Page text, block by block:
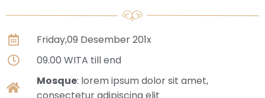
Friday,09 Desember 201x
09.00 WITA till end
Mosque: lorem ipsum dolor sit amet,